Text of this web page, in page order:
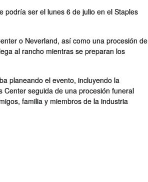
podrí­a ser el lunes 6 de julio en el Staples
o Neverland, así­ como una procesión de
al rancho mientras se preparan los
planeando el evento, incluyendo la
Center seguida de una procesión funeral
familia y miembros de la industria